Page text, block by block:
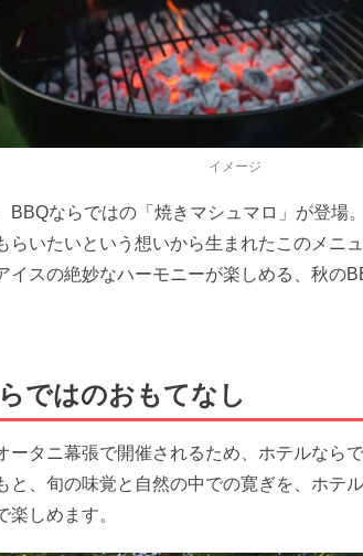
イメージ
BBQならではの「焼きマシュマロ」が登場
らいたいという想いから生まれたこのメニ
イスの絶妙なハーモニーが楽しめる、秋の
ではのおもてなし
ータニ幕張で開催されるため、ホテルなら
と、旬の味覚と自然の中での寛ぎを、ホテ
楽しめます。